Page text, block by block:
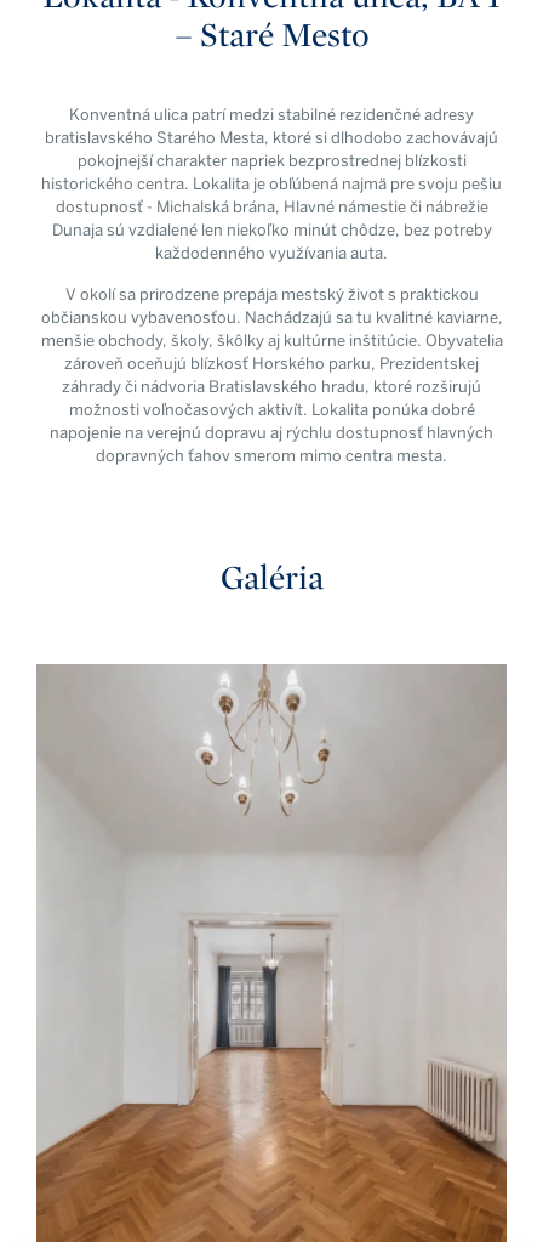
– Staré Mesto
Konventná ulica patrí medzi stabilné rezidenčné adresy
bratislavského Starého Mesta, ktoré si dlhodobo zachovávajú
pokojnejší charakter napriek bezprostrednej blízkosti
historického centra. Lokalita je obľúbená najmä pre svoju pešiu
dostupnosť - Michalská brána, Hlavné námestie či nábrežie
Dunaja sú vzdialené len niekoľko minút chôdze, bez potreby
každodenného využívania auta.
V okolí sa prirodzene prepája mestský život s praktickou
občianskou vybavenosťou. Nachádzajú sa tu kvalitné kaviarne,
menšie obchody, školy, škôlky aj kultúrne inštitúcie. Obyvatelia
zároveň oceňujú blízkosť Horského parku, Prezidentskej
záhrady či nádvoria Bratislavského hradu, ktoré rozširujú
možnosti voľnočasových aktivít. Lokalita ponúka dobré
napojenie na verejnú dopravu aj rýchlu dostupnosť hlavných
dopravných ťahov smerom mimo centra mesta.
Galéria